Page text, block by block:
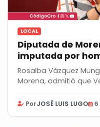
LOCAL
Diputada de
imputada por
Rosalba Vázquez
Morena, admitió que
PorJOSÉ LUIS LUGO 6